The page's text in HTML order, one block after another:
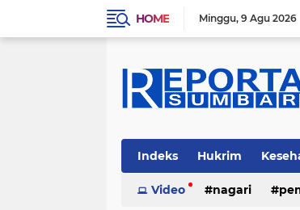
HOME Minggu 9 Agu 2026
Indeks Hukrim
Video nagari